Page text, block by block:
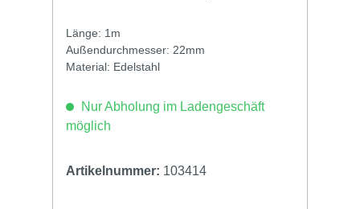
Länge: 1m
Außendurchmesser: 22mm
Material: Edelstahl
Nur Abholung im Ladengeschäft
möglich
Artikelnummer: 103414